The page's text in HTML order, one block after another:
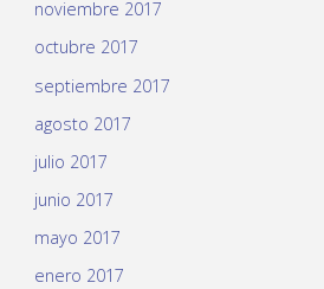
noviembre 2017
octubre 2017
septiembre 2017
agosto 2017
julio 2017
junio 2017
mayo 2017
enero 2017